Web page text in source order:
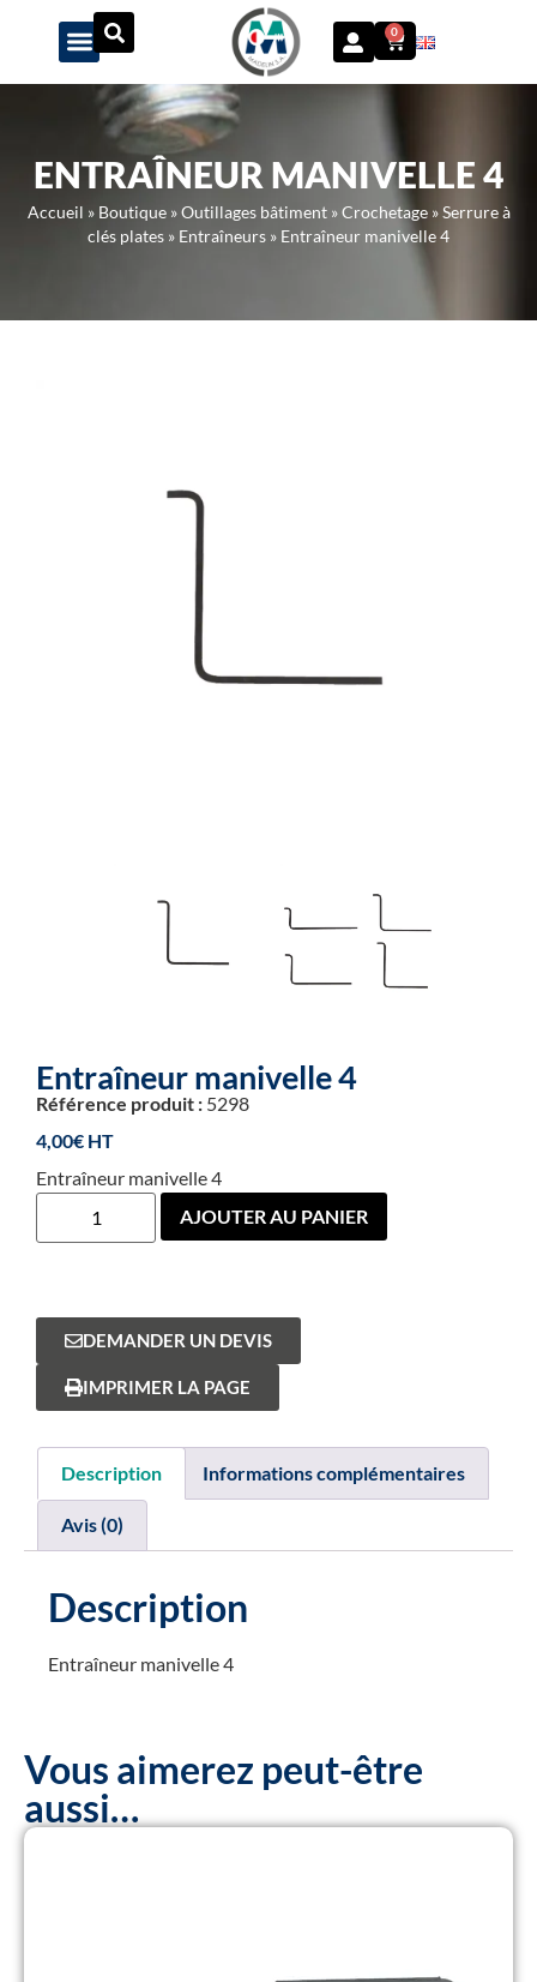
Panneau de gestion des cookies
0
ENTRAÎNEUR MANIVELLE 4
Accueil » Boutique»Outillages bâtiment»Crochetage»Serrure à
clés plates » Entraîneurs » Entraîneur manivelle 4
Entraîneur manivelle 4
Référence produit : 5298
4,00€
Entraîneur manivelle 4
AJOUTER AU PANIER
DEMANDER UN DEVIS
IMPRIMER LA PAGE
Description Informations complémentaires
Avis (0)
Description
Entraîneur manivelle 4
Vous aimerez peut-être
aussi…